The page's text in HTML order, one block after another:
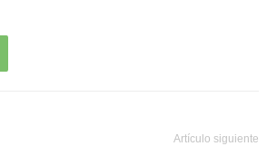
Artículo siguiente